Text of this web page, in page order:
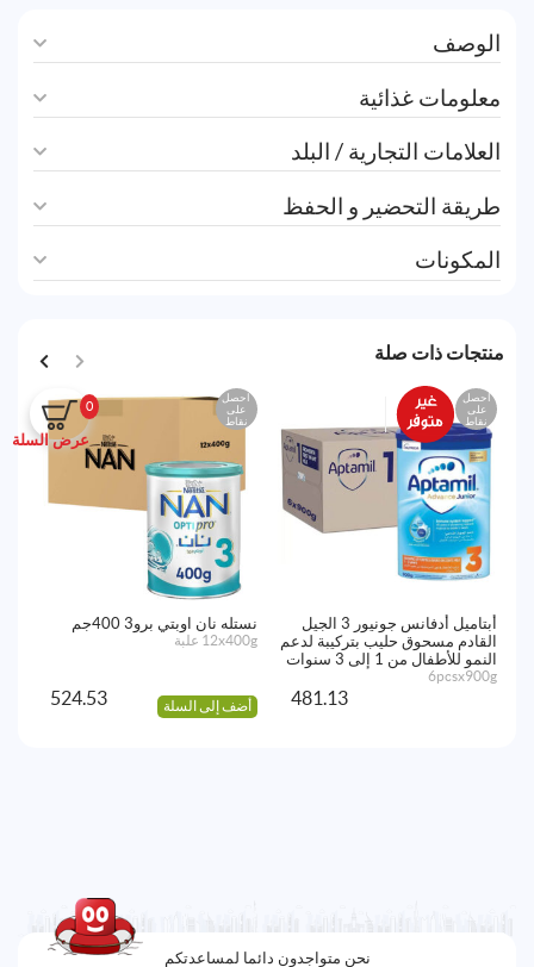
0
عرض السلة
الوصف
معلومات غذائية
العلامات التجارية / البلد
طريقة التحضير و الحفظ
المكونات
منتجات ذات صلة
احصل
على
نقاط
أبتاميل أدفانس جونيور 3 الجيل
القادم مسحوق حليب بتركيبة لدعم
النمو للأطفال من 1 إلى 3 سنوات
6pcsx900g
481.13
احصل
على
نقاط
نستله نان اوبتي برو3 400جم
12x400g علبة
أضف إلى السلة 524.53
نحن متواجدون دائما لمساعدتكم